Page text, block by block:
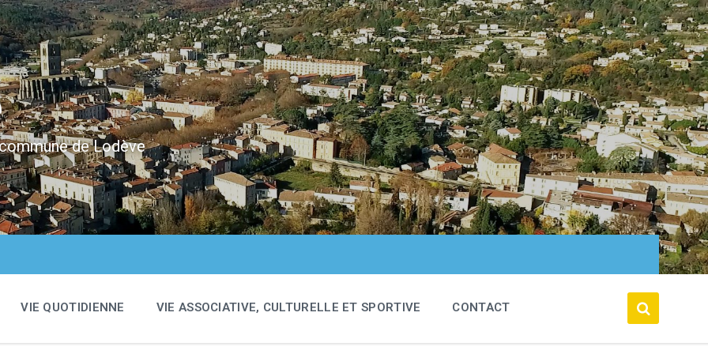
de Lodève
VIE QUOTIDIENNE VIE ASSOCIATIVE, CULTURELLE ET SPORTIVE CONTACT